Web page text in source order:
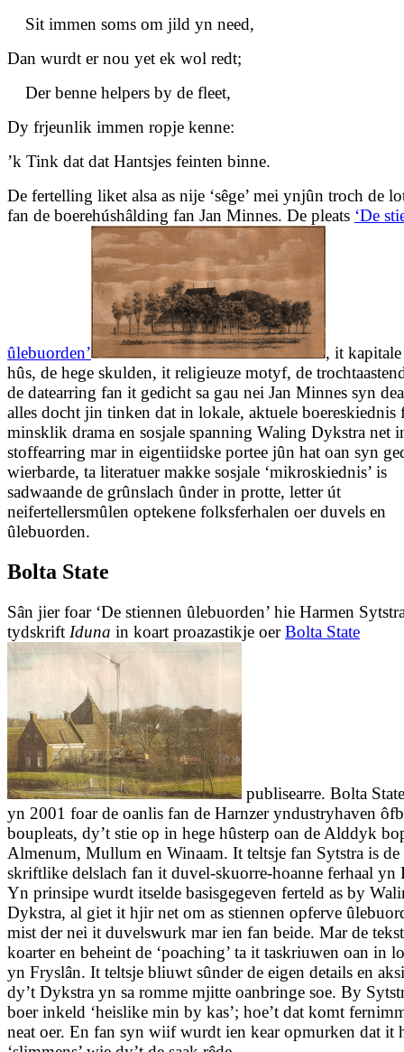
Sit immen soms om jild yn need,
Dan wurdt er nou yet ek wol redt;
Der benne helpers by de fleet,
Dy frjeunlik immen ropje kenne:
’k Tink dat dat Hantsjes feinten binne.
De fertelling liket alsa as nije ‘sêge’ mei ynjûn troch de
fan de boerehúshâlding fan Jan Minnes. De pleats ‘De
ûlebuorden’
, it
hûs, de hege skulden, it religieuze motyf, de
de datearring fan it gedicht sa gau nei Jan Minnes syn
alles docht jin tinken dat in lokale, aktuele boereskiednis
minsklik drama en sosjale spanning Waling Dykstra net
stoffearring mar in eigentiidske portee jûn hat oan syn
wierbarde, ta literatuer makke sosjale ‘mikroskiednis’ is
sadwaande de grûnslach ûnder in protte, letter út
neifertellersmûlen optekene folksferhalen oer duvels en
ûlebuorden.
Bolta State
Sân jier foar ‘De stiennen ûlebuorden’ hie Harmen
tydskrift Iduna in koart proazastikje oerBolta State
publisearre. Bolta
yn 2001 foar de oanlis fan de Harnzer yndustryhaven
boupleats, dy’t stie op in hege hûsterp oan de Alddyk
Almenum, Mullum en Winaam. It teltsje fan Sytstra is de
skriftlike delslach fan it duvel-skuorre-hoanne ferhaal yn
Yn prinsipe wurdt itselde basisgegeven ferteld as by
Dykstra, al giet it hjir net om as stiennen opferve
mist der nei it duvelswurk mar ien fan beide. Mar de
koarter en beheint de ‘poaching’ ta it taskriuwen oan in
yn Fryslân. It teltsje bliuwt sûnder de eigen details en
dy’t Dykstra yn sa romme mjitte oanbringe soe. By
boer inkeld ‘heislike min by kas’; hoe’t dat komt
neat oer. En fan syn wiif wurdt ien kear opmurken dat it